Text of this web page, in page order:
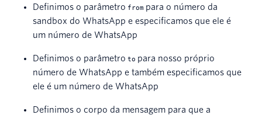
Definimos o parâmetro from para o número da
sandbox do WhatsApp e especificamos que ele é
um número de WhatsApp
Definimos o parâmetro to para nosso próprio
número de WhatsApp e também especificamos que
ele é um número de WhatsApp
Definimos o corpo da mensagem para que a